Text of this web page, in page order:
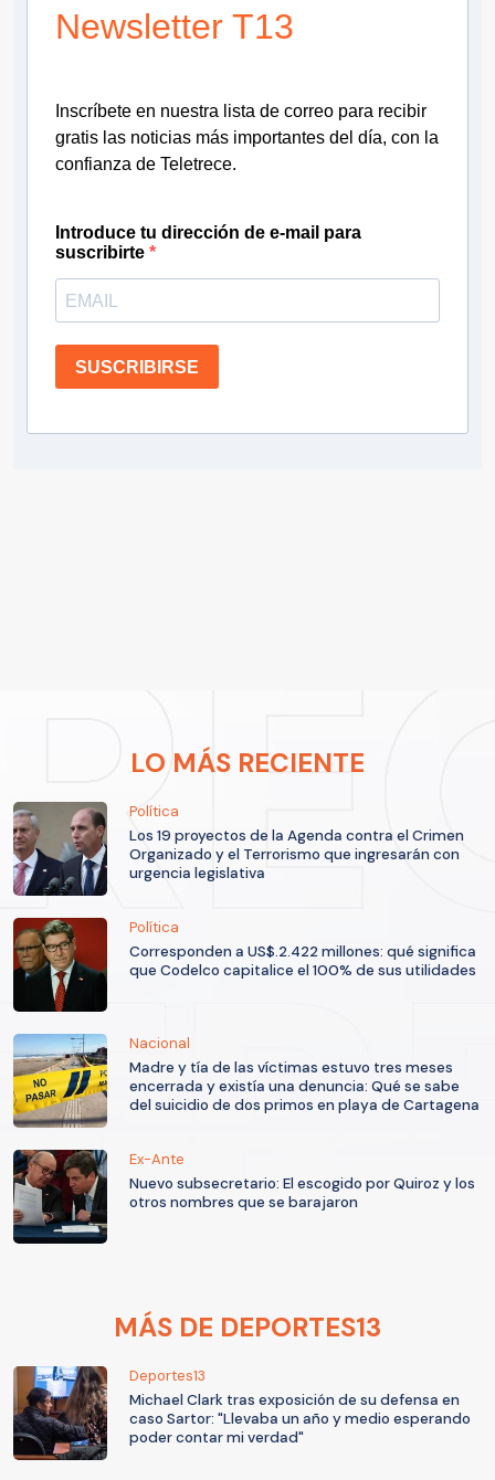
Newsletter T13
Inscríbete en nuestra lista de correo para recibir
gratis las noticias más importantes del día, con la
confianza de Teletrece.
Introduce tu dirección de e-mail para
suscribirte
SUSCRIBIRSE
LO MÁS RECIENTE
Política
Los 19 proyectos de la Agenda contra el Crimen
Organizado y el Terrorismo que ingresarán con
urgencia legislativa
Política
Corresponden a US$.2.422 millones: qué significa
que Codelco capitalice el 100% de sus utilidades
Nacional
Madre y tía de las víctimas estuvo tres meses
encerrada y existía una denuncia: Qué se sabe
del suicidio de dos primos en playa de Cartagena
Ex-Ante
Nuevo subsecretario: El escogido por Quiroz y los
otros nombres que se barajaron
MÁS DE DEPORTES13
Deportes13
Michael Clark tras exposición de su defensa en
caso Sartor: "Llevaba un año y medio esperando
poder contar mi verdad"